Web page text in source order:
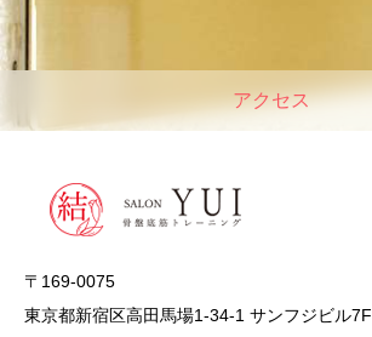
アクセス
〒169-0075
東京都新宿区高田馬場1-34-1 サンフジビル7F